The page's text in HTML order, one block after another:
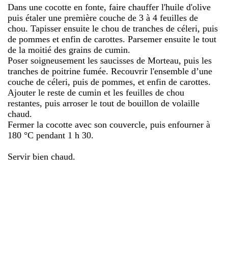
Dans une cocotte en fonte, faire chauffer l'huile d'olive
puis étaler une première couche de 3 à 4 feuilles de
chou. Tapisser ensuite le chou de tranches de céleri, puis
de pommes et enfin de carottes. Parsemer ensuite le tout
de la moitié des grains de cumin.
Poser soigneusement les saucisses de Morteau, puis les
tranches de poitrine fumée. Recouvrir l'ensemble d’une
couche de céleri, puis de pommes, et enfin de carottes.
Ajouter le reste de cumin et les feuilles de chou
restantes, puis arroser le tout de bouillon de volaille
chaud.
Fermer la cocotte avec son couvercle, puis enfourner à
180 °C pendant 1 h 30.
Servir bien chaud.